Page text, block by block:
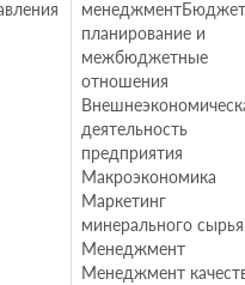
планирование и
межбюджетные
отношения
деятельность
предприятия
Макроэкономика
Маркетинг
минерального сырья
Менеджмент
Менеджмент